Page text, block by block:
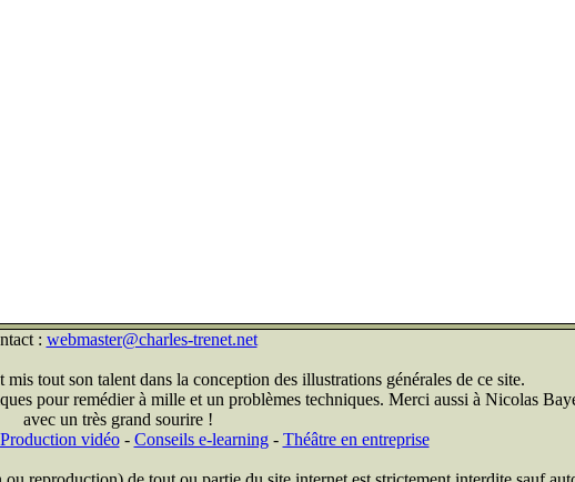
: webmaster@charles-trenet.net
tout son talent dans la conception des illustrations générales de ce site.
pour remédier à mille et un problèmes techniques. Merci aussi à Nicolas
avec un très grand sourire !
Production vidéo- Conseils e-learning- Théâtre en entreprise